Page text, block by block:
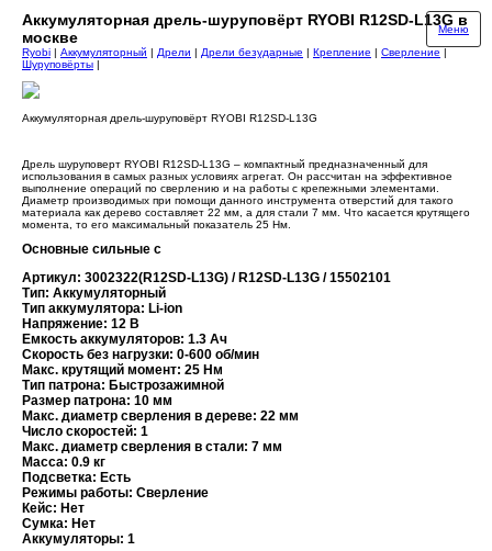
Аккумуляторная дрель-шуруповёрт RYOBI R12SD-L13G в
москве
Меню
Ryobi | Аккумуляторный | Дрели | Дрели безударные | Крепление | Сверление |
Шуруповёрты |
Аккумуляторная дрель-шуруповёрт RYOBI R12SD-L13G
Дрель шуруповерт RYOBI R12SD-L13G – компактный предназначенный для
использования в самых разных условиях агрегат. Он рассчитан на эффективное
выполнение операций по сверлению и на работы с крепежными элементами.
Диаметр производимых при помощи данного инструмента отверстий для такого
материала как дерево составляет 22 мм, а для стали 7 мм. Что касается крутящего
момента, то его максимальный показатель 25 Нм.
Основные сильные с
Артикул: 3002322(R12SD-L13G) / R12SD-L13G / 15502101
Тип: Аккумуляторный
Тип аккумулятора: Li-ion
Напряжение: 12 В
Емкость аккумуляторов: 1.3 Ач
Скорость без нагрузки: 0-600 об/мин
Макс. крутящий момент: 25 Нм
Тип патрона: Быстрозажимной
Размер патрона: 10 мм
Макс. диаметр сверления в дереве: 22 мм
Число скоростей: 1
Макс. диаметр сверления в стали: 7 мм
Масса: 0.9 кг
Подсветка: Есть
Режимы работы: Сверление
Кейс: Нет
Сумка: Нет
Аккумуляторы: 1